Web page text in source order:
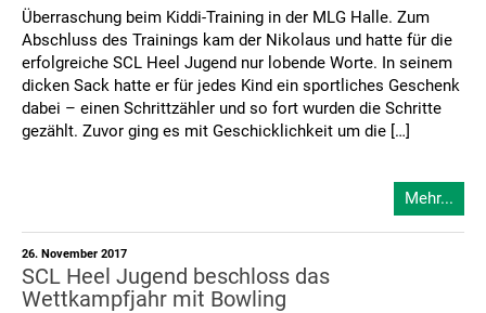
Überraschung beim Kiddi-Training in der MLG Halle. Zum
Abschluss des Trainings kam der Nikolaus und hatte für die
erfolgreiche SCL Heel Jugend nur lobende Worte. In seinem
dicken Sack hatte er für jedes Kind ein sportliches Geschenk
dabei – einen Schrittzähler und so fort wurden die Schritte
gezählt. Zuvor ging es mit Geschicklichkeit um die […]
Mehr...
26. November 2017
SCL Heel Jugend beschloss das
Wettkampfjahr mit Bowling